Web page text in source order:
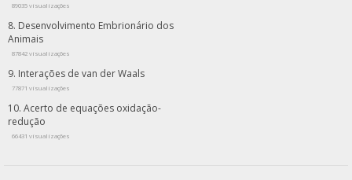
89035 visualizações
Desenvolvimento Embrionário dos
Animais
87842 visualizações
Interações de van der Waals
77871 visualizações
Acerto de equações oxidação-
redução
66431 visualizações